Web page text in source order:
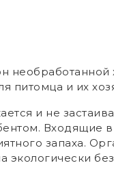
питомца и их
и не
Входящие
запаха.
экологически